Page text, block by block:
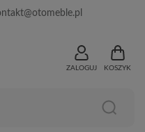
ZALOGUJ KOSZYK